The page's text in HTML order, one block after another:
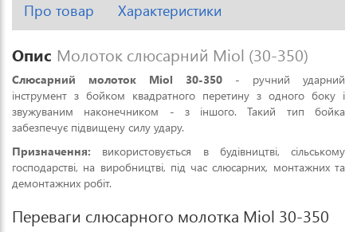
Про товар Характеристики
Опис Молоток слюсарний Miol (30-350)
Слюсарний молоток Miol 30-350 - ручний ударний
інструмент з бойком квадратного перетину з одного боку і
звужуваним наконечником - з іншого. Такий тип бойка
забезпечує підвищену силу удару.
Призначення: використовується в будівництві, сільському
господарстві, на виробництві, під час слюсарних, монтажних та
демонтажних робіт.
Переваги слюсарного молотка Miol 30-350